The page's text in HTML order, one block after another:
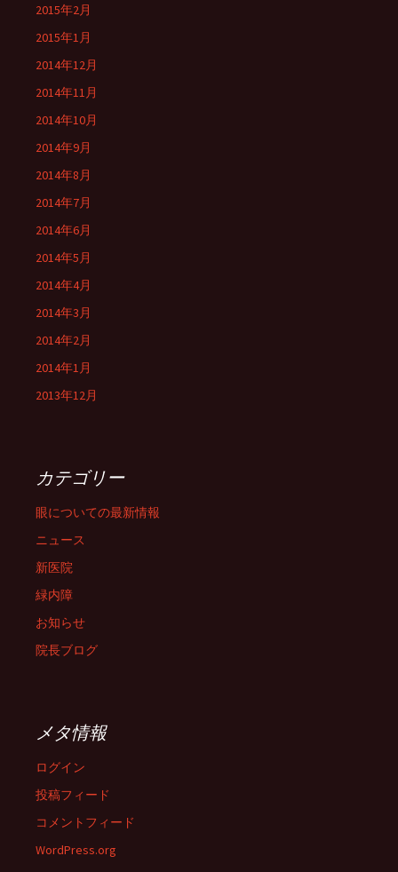
2015年2月
2015年1月
2014年12月
2014年11月
2014年10月
2014年9月
2014年8月
2014年7月
2014年6月
2014年5月
2014年4月
2014年3月
2014年2月
2014年1月
2013年12月
カテゴリー
眼についての最新情報
ニュース
新医院
緑内障
お知らせ
院長ブログ
メタ情報
ログイン
投稿フィード
コメントフィード
WordPress.org